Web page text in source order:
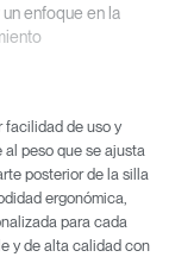
enfoque en la
gama selecta
perfectamente a
malla Form
la forma exacta
si estuviera
facilidad de uso y
peso que se ajusta
posterior de la silla
ergonómica,
para cada
y de alta calidad con